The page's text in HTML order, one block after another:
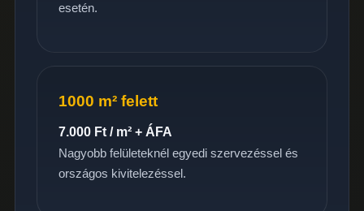
esetén.
1000 m² felett
7.000 Ft / m² + ÁFA
Nagyobb felületeknél egyedi szervezéssel és
országos kivitelezéssel.